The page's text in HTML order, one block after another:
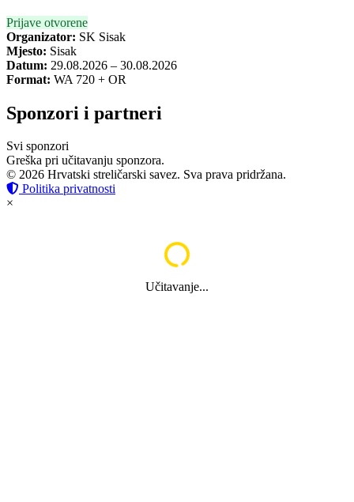
Prijave otvorene
Organizator: SK Sisak
Mjesto: Sisak
Datum: 29.08.2026 – 30.08.2026
Format: WA 720 + OR
Sponzori i partneri
Svi sponzori
Greška pri učitavanju sponzora.
© 2026 Hrvatski streličarski savez. Sva prava pridržana.
Politika privatnosti
×
Učitavanje...